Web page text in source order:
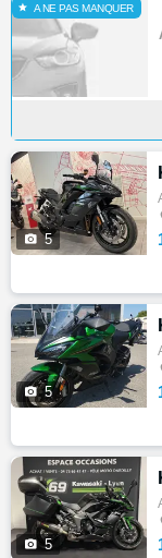
A NE PAS MANQUER
 5
 5
 5